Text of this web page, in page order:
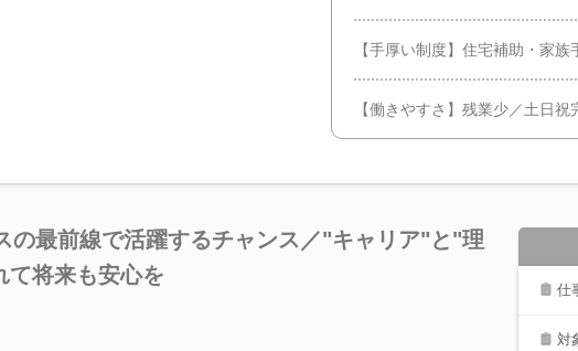
【手厚い制度】住宅補助・家
【働きやすさ】残業少／土日
の最前線で活躍するチャンス／"キャリア"と"理
て将来も安心を
仕
対